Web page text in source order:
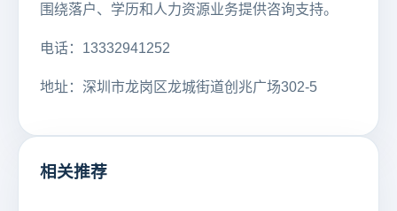
围绕落户、学历和人力资源业务提供咨询支持。
电话：13332941252
地址：深圳市龙岗区龙城街道创兆广场302-5
相关推荐